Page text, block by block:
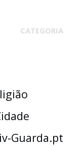
CATEGORIA
Guarda.pt